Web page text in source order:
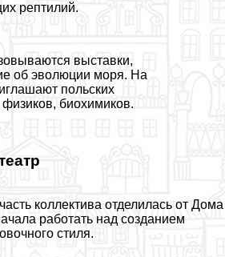
рептилий.
выставки,
об эволюции моря. На
польских
физиков, биохимиков.
коллектива отделилась от Дома
работать над созданием
стиля.